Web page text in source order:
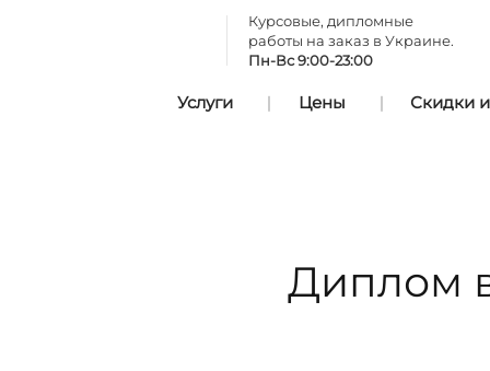
Курсовые, дипломные
работы на заказ в Украине.
Пн-Вс 9:00-23:00
Услуги Цены Скидки
Диплом